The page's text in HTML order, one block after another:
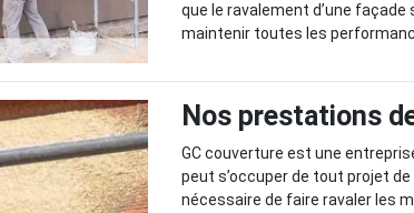
que le ravalement d’une
maintenir toutes les
Nos prestations
GC couverture est une
peut s’occuper de tout projet
nécessaire de faire ravaler les